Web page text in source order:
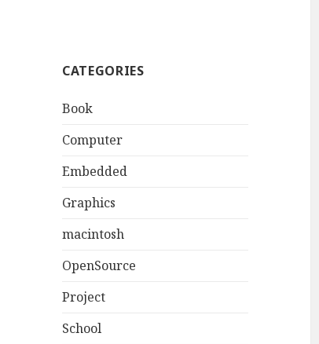
CATEGORIES
Book
Computer
Embedded
Graphics
macintosh
OpenSource
Project
School